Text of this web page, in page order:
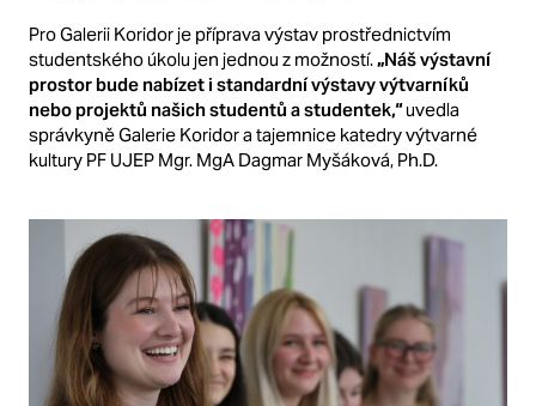
Pro Galerii Koridor je příprava výstav prostřednictvím
studentského úkolu jen jednou z možností. „Náš výstavní
prostor bude nabízet i standardní výstavy výtvarníků
nebo projektů našich studentů a studentek,“uvedla
správkyně Galerie Koridor a tajemnice katedry výtvarné
kultury PF UJEP Mgr. MgA Dagmar Myšáková, Ph.D.